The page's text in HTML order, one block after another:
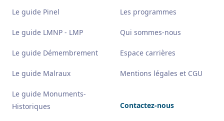
Le guide Pinel
Le guide LMNP - LMP
Le guide Démembrement
Le guide Malraux
Le guide Monuments-
Historiques
Les programmes
Qui sommes-nous
Espace carrières
Mentions légales et CGU
Contactez-nous